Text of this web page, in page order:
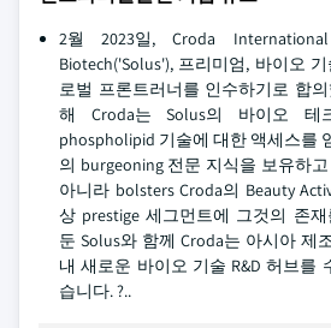
2월 2023일, Croda
Biotech('Solus'), 프리미엄, 바이오
로벌 프론트러너를 인수하기로 합
해 Croda는 Solus의 바이오 테
phospholipid 기술에 대한 액세스를
의 burgeoning 전문 지식을 보유하
아니라 bolsters Croda의 Beauty
상 prestige 세그먼트에 그것의 존
둔 Solus와 함께 Croda는 아시아 제
내 새로운 바이오 기술 R&D 허브를
습니다. ?..